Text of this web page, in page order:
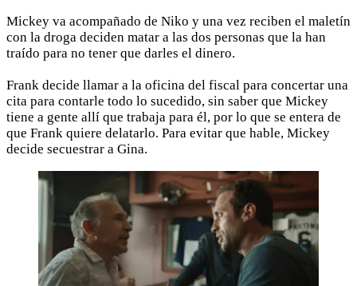
Mickey va acompañado de Niko y una vez reciben el maletín
con la droga deciden matar a las dos personas que la han
traído para no tener que darles el dinero.
Frank decide llamar a la oficina del fiscal para concertar una
cita para contarle todo lo sucedido, sin saber que Mickey
tiene a gente allí que trabaja para él, por lo que se entera de
que Frank quiere delatarlo. Para evitar que hable, Mickey
decide secuestrar a Gina.